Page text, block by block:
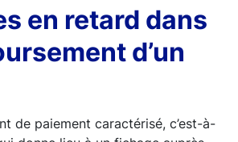
en retard dans
d’un
de paiement caractérisé, c’est-à-